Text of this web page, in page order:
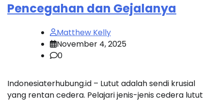
Pencegahan dan Gejalanya
Matthew Kelly
November 4, 2025
0
Indonesiaterhubung.id – Lutut adalah sendi krusial
yang rentan cedera. Pelajari jenis-jenis cedera lutut